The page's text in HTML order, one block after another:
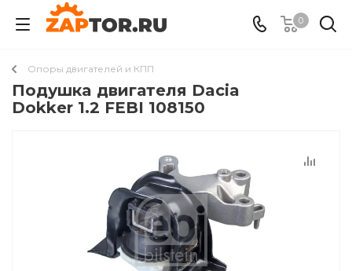
0
Опоры двигателей и КПП
Подушкa двигателя Dacia
Dokker 1.2 FEBI 108150